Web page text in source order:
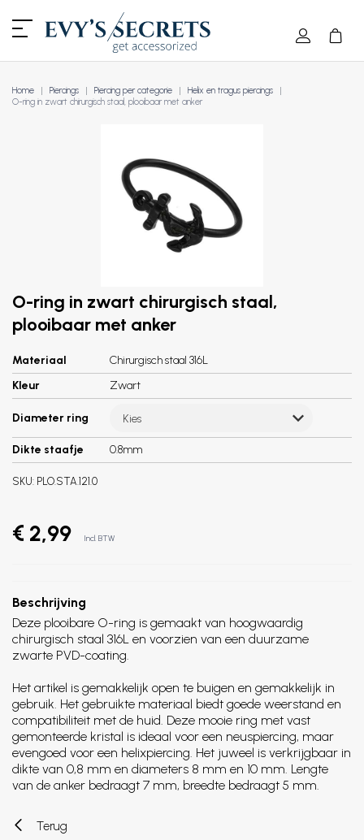
Home Piercings Piercing per categorie
Helix en tragus piercings
O-ring in zwart chirurgisch staal, plooibaar met anker
O-ring in zwart chirurgisch staal,
plooibaar met anker
Materiaal
Chirurgisch staal 316L
Kleur
Zwart
Diameter ring Kies
Dikte staafje 0.8mm
SKU: PLO.STA.121.0
€ 2,99 Incl. BTW
Beschrijving
Deze plooibare O-ring is gemaakt van hoogwaardig
chirurgisch staal 316L en voorzien van een duurzame
zwarte PVD-coating.
Het artikel is gemakkelijk open te buigen en gemakkelijk in
gebruik. Het gebruikte materiaal biedt goede weerstand en
compatibiliteit met de huid. Deze mooie ring met vast
gemonteerde kristal is ideaal voor een neuspiercing, maar
evengoed voor een helixpiercing. Het juweel is verkrijgbaar in
dikte van 0,8 mm en diameters 8 mm en 10 mm. Lengte
van de anker bedraagt 7 mm, breedte bedraagt 5 mm.
Terug